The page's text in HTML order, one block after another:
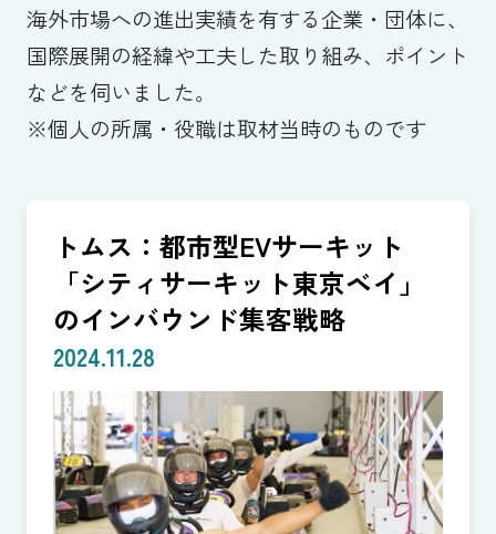
海外市場への進出実績を有する企業・団体に、
国際展開の経緯や工夫した取り組み、ポイント
などを伺いました。
※個人の所属・役職は取材当時のものです
トムス：都市型EVサーキット
「シティサーキット東京ベイ」
のインバウンド集客戦略
2024.11.28